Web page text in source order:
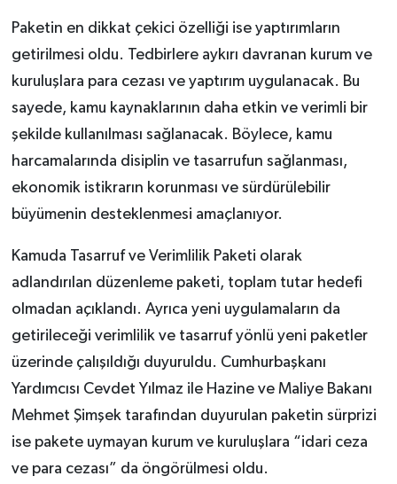
Paketin en dikkat çekici özelliği ise yaptırımların
getirilmesi oldu. Tedbirlere aykırı davranan kurum ve
kuruluşlara para cezası ve yaptırım uygulanacak. Bu
sayede, kamu kaynaklarının daha etkin ve verimli bir
şekilde kullanılması sağlanacak. Böylece, kamu
harcamalarında disiplin ve tasarrufun sağlanması,
ekonomik istikrarın korunması ve sürdürülebilir
büyümenin desteklenmesi amaçlanıyor.
Kamuda Tasarruf ve Verimlilik Paketi olarak
adlandırılan düzenleme paketi, toplam tutar hedefi
olmadan açıklandı. Ayrıca yeni uygulamaların da
getirileceği verimlilik ve tasarruf yönlü yeni paketler
üzerinde çalışıldığı duyuruldu. Cumhurbaşkanı
Yardımcısı Cevdet Yılmaz ile Hazine ve Maliye Bakanı
Mehmet Şimşek tarafından duyurulan paketin sürprizi
ise pakete uymayan kurum ve kuruluşlara “idari ceza
ve para cezası” da öngörülmesi oldu.